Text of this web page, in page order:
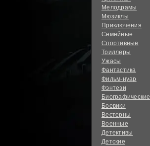
Мелодрамы
Мюзиклы
Приключения
Семейные
Спортивные
Триллеры
Ужасы
Фантастика
Фильм-нуар
Фэнтези
Биографические
Боевики
Вестерны
Военные
Детективы
Детские